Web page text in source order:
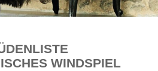
WINDSPIEL